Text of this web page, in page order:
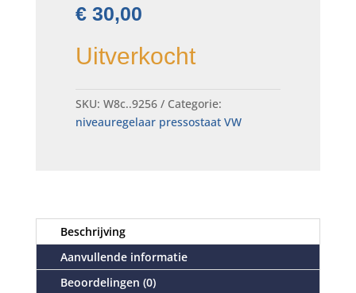
€30,00
Uitverkocht
SKU: W8c..9256
Categorie:
niveauregelaar pressostaat VW
Beschrijving
Aanvullende informatie
Beoordelingen (0)